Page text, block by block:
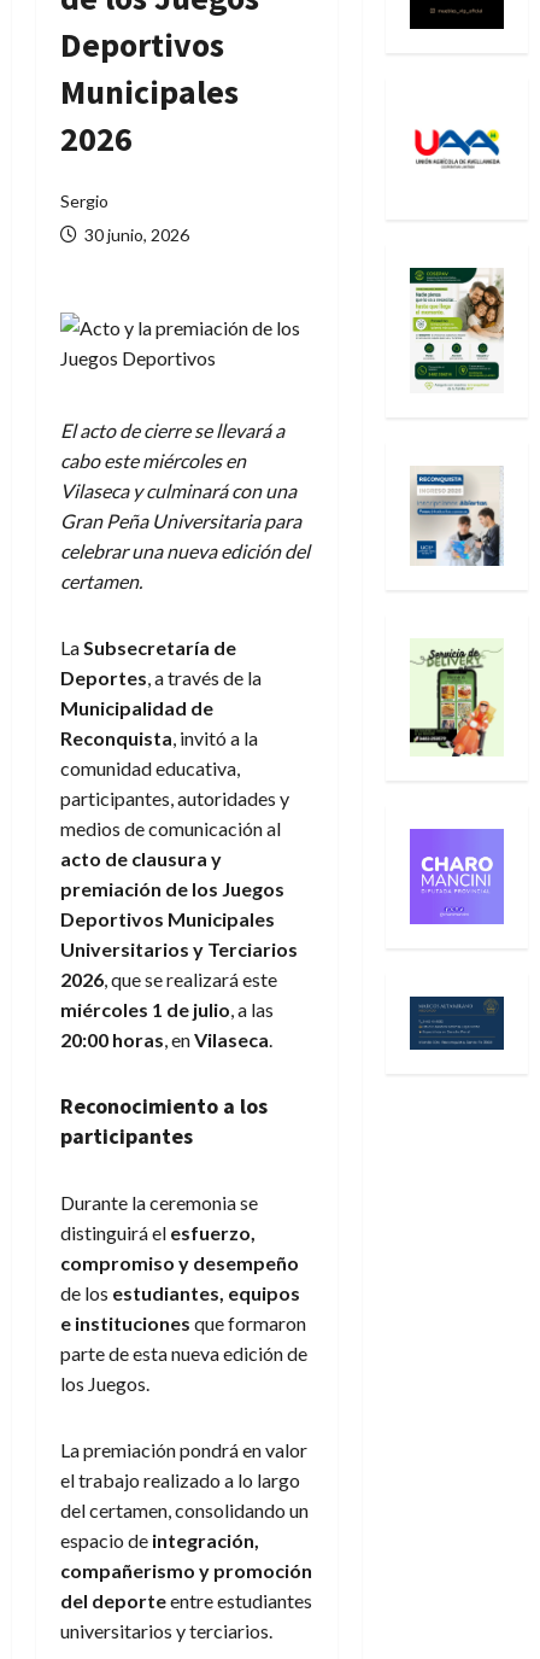
Deportivos
Municipales
2026
Sergio
30 junio, 2026
El acto de cierre se llevará a
cabo este miércoles en
Vilaseca y culminará con una
Gran Peña Universitaria para
celebrar una nueva edición del
certamen.
LaSubsecretaría de
Deportes, a través de la
Municipalidad de
Reconquista, invitó a la
comunidad educativa,
participantes, autoridades y
medios de comunicación al
acto de clausura y
premiación de los Juegos
Deportivos Municipales
Universitarios y Terciarios
2026, que se realizará este
miércoles 1 de julio, a las
20:00 horas, enVilaseca.
Reconocimiento a los
participantes
Durante la ceremonia se
distinguirá el esfuerzo,
compromiso y desempeño
de los estudiantes, equipos
e instituciones que formaron
parte de esta nueva edición de
los Juegos.
La premiación pondrá en valor
el trabajo realizado a lo largo
del certamen, consolidando un
espacio de integración,
compañerismo y promoción
del deporteentre estudiantes
universitarios y terciarios.